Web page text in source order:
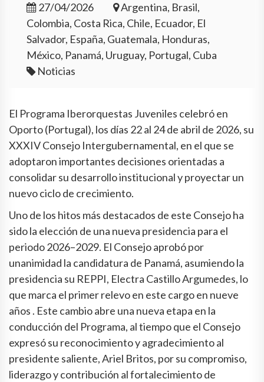
27/04/2026
Argentina, Brasil,
Colombia, Costa Rica, Chile, Ecuador, El
Salvador, España, Guatemala, Honduras,
México, Panamá, Uruguay, Portugal, Cuba
Noticias
El Programa Iberorquestas Juveniles celebró en
Oporto (Portugal), los días 22 al 24 de abril de 2026, su
XXXIV Consejo Intergubernamental, en el que se
adoptaron importantes decisiones orientadas a
consolidar su desarrollo institucional y proyectar un
nuevo ciclo de crecimiento.
Uno de los hitos más destacados de este Consejo ha
sido la elección de una nueva presidencia para el
periodo 2026–2029. El Consejo aprobó por
unanimidad la candidatura de Panamá, asumiendo la
presidencia su REPPI, Electra Castillo Argumedes, lo
que marca el primer relevo en este cargo en nueve
años . Este cambio abre una nueva etapa en la
conducción del Programa, al tiempo que el Consejo
expresó su reconocimiento y agradecimiento al
presidente saliente, Ariel Britos, por su compromiso,
liderazgo y contribución al fortalecimiento de